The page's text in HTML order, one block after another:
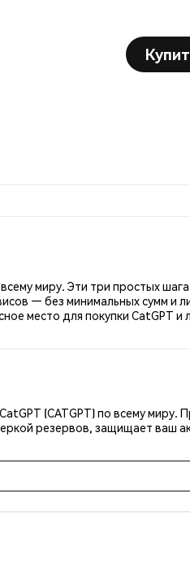
миру. Эти три простых шага
— без минимальных сумм и
место для покупки CatGPT и
(CATGPT) по всему миру.
резервов, защищает ваш